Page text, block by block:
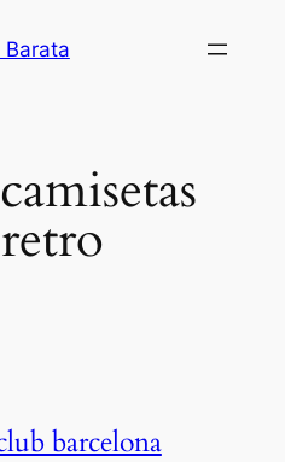
Barata
camisetas
barcelona